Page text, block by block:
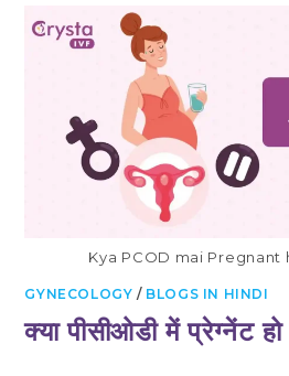
Kya PCOD mai Pregnant
GYNECOLOGY / BLOGS IN HINDI
क्या पीसीओडी में प्रेग्नेंट